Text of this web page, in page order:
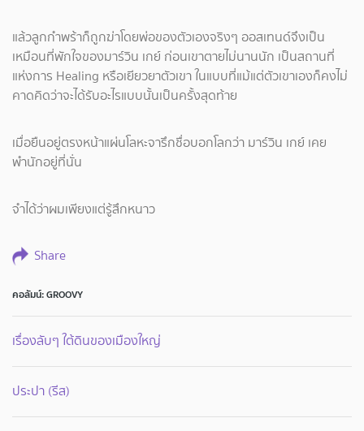
แล้วลูกกำพร้าก็ถูกฆ่าโดยพ่อของตัวเองจริงๆ ออสเทนด์จึงเป็น
เหมือนที่พักใจของมาร์วิน เกย์ ก่อนเขาตายไม่นานนัก เป็นสถานที่
แห่งการ Healing หรือเยียวยาตัวเขา ในแบบที่แม้แต่ตัวเขาเองก็คงไม่
คาดคิดว่าจะได้รับอะไรแบบนั้นเป็นครั้งสุดท้าย
เมื่อยืนอยู่ตรงหน้าแผ่นโลหะจารึกชื่อบอกโลกว่า มาร์วิน เกย์ เคย
พำนักอยู่ที่นั่น
จำได้ว่าผมเพียงแต่รู้สึกหนาว
Share
คอลัมน์: GROOVY
เรื่องลับๆ ใต้ดินของเมืองใหญ่
ประปา (รีส)